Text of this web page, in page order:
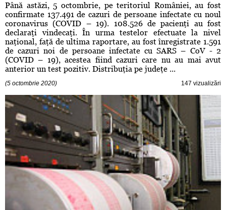
Până astăzi, 5 octombrie, pe teritoriul României, au fost
confirmate 137.491 de cazuri de persoane infectate cu noul
coronavirus (COVID – 19). 108.526 de pacienţi au fost
declaraţi vindecaţi. În urma testelor efectuate la nivel
naţional, faţă de ultima raportare, au fost înregistrate 1.591
de cazuri noi de persoane infectate cu SARS – CoV - 2
(COVID – 19), acestea fiind cazuri care nu au mai avut
anterior un test pozitiv. Distribuţia pe judeţe ...
(5 octombrie 2020) 147 vizualizări